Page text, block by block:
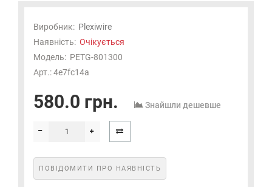
Виробник: Plexiwire
Наявність: Очікується
Модель: PETG-801300
Арт.: 4e7fc14a
580.0 грн. Знайшли дешевше
ПОВІДОМИТИ ПРО НАЯВНІСТЬ